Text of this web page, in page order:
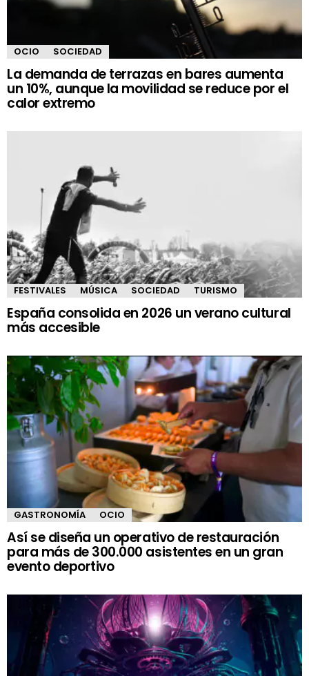
OCIO SOCIEDAD
La demanda de terrazas en bares aumenta
un 10%, aunque la movilidad se reduce por el
calor extremo
FESTIVALES MÚSICA SOCIEDAD TURISMO
España consolida en 2026 un verano cultural
más accesible
GASTRONOMÍA OCIO
Así se diseña un operativo de restauración
para más de 300.000 asistentes en un gran
evento deportivo